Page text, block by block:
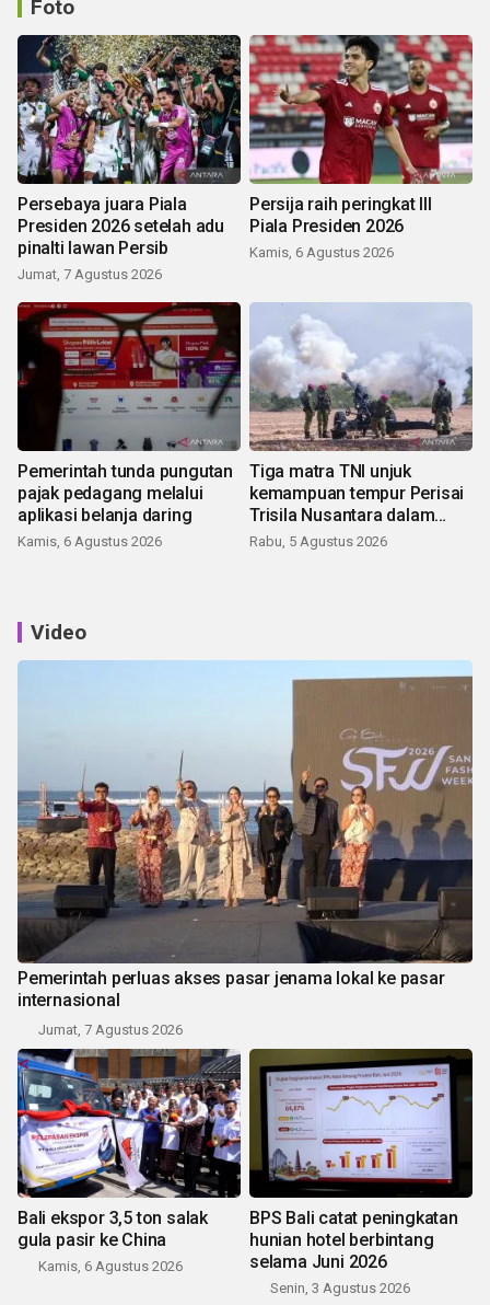
Foto
Persebaya juara Piala
Presiden 2026 setelah adu
pinalti lawan Persib
Jumat, 7 Agustus 2026
Persija raih peringkat III
Piala Presiden 2026
Kamis, 6 Agustus 2026
Pemerintah tunda pungutan
pajak pedagang melalui
aplikasi belanja daring
Kamis, 6 Agustus 2026
Tiga matra TNI unjuk
kemampuan tempur Perisai
Trisila Nusantara dalam
latihan di Kepri
Rabu, 5 Agustus 2026
Video
Pemerintah perluas akses pasar jenama lokal ke pasar
internasional
Jumat, 7 Agustus 2026
Bali ekspor 3,5 ton salak
gula pasir ke China
Kamis, 6 Agustus 2026
BPS Bali catat peningkatan
hunian hotel berbintang
selama Juni 2026
Senin, 3 Agustus 2026